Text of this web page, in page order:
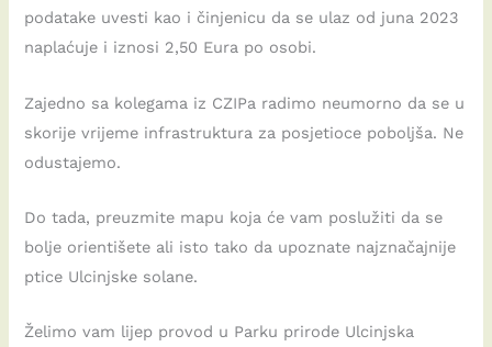
podatake uvesti kao i činjenicu da se ulaz od juna 2023
naplaćuje i iznosi 2,50 Eura po osobi.
Zajedno sa kolegama iz CZIPa radimo neumorno da se u
skorije vrijeme infrastruktura za posjetioce poboljša. Ne
odustajemo.
Do tada, preuzmite mapu koja će vam poslužiti da se
bolje orientišete ali isto tako da upoznate najznačajnije
ptice Ulcinjske solane.
Želimo vam lijep provod u Parku prirode Ulcinjska